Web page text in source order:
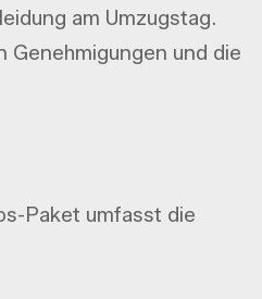
am Umzugstag.
Genehmigungen und die
Paket umfasst die